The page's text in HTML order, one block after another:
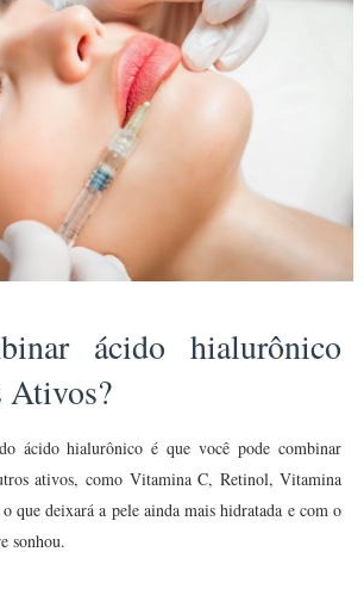
ácido hialurônico
Ativos?
ácido hialurônico é que você pode combinar
ativos, como Vitamina C, Retinol, Vitamina
que deixará a pele ainda mais hidratada e com o
sonhou.